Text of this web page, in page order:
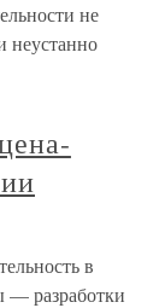
не
неустанно
в
— разработки